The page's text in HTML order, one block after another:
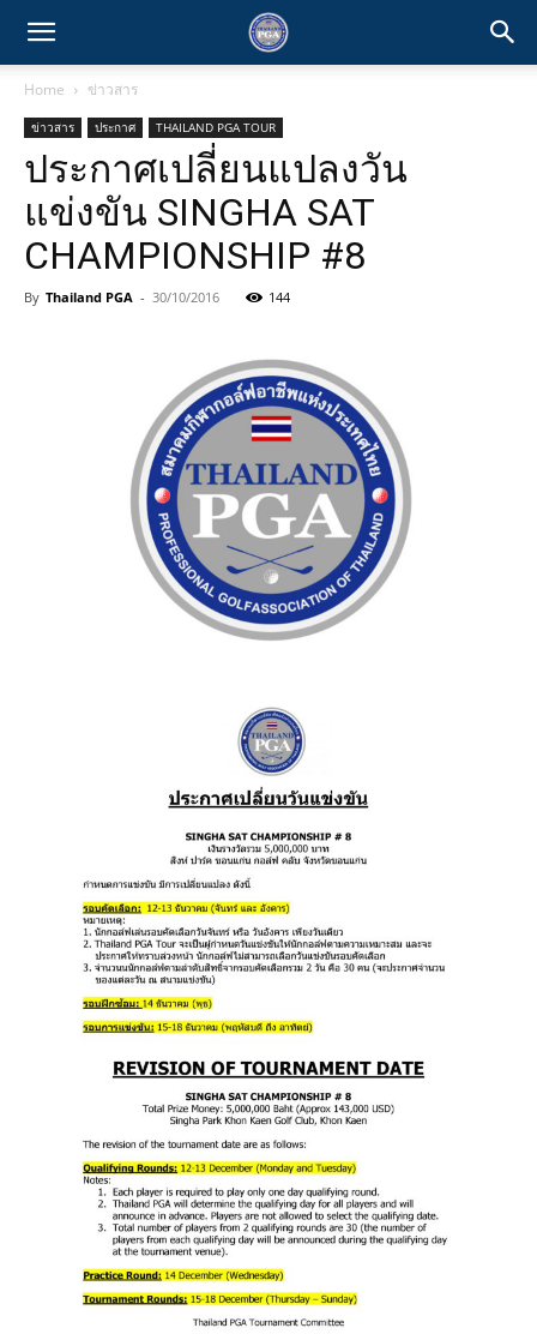
Home ข่าวสาร
ข่าวสาร ประกาศ THAILAND PGA TOUR
ประกาศเปลี่ยนแปลงวัน
แข่งขัน SINGHA SAT
CHAMPIONSHIP #8
By Thailand PGA - 30/10/2016 144